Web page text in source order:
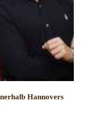
Hannovers